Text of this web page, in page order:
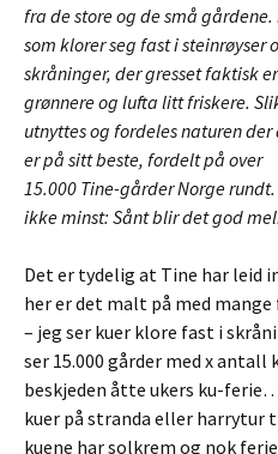
fra de store og de små gårdene.
som klorer seg fast i steinrøyser
skråninger, der gresset faktisk
grønnere og lufta litt friskere.
utnyttes og fordeles naturen der
er på sitt beste, fordelt på over
15.000 Tine-gårder Norge rundt.
ikke minst: Sånt blir det god
Det er tydelig at Tine har leid
her er det malt på med
– jeg ser kuer klore fast i
ser 15.000 gårder med x antall
beskjeden åtte ukers ku-
kuer på stranda eller harrytur
kuene har solkrem og nok